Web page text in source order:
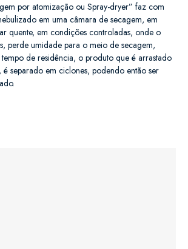
por atomização ou Spray-dryer” faz com
em uma câmara de secagem, em
quente, em condições controladas, onde o
perde umidade para o meio de secagem,
de residência, o produto que é arrastado
separado em ciclones, podendo então ser